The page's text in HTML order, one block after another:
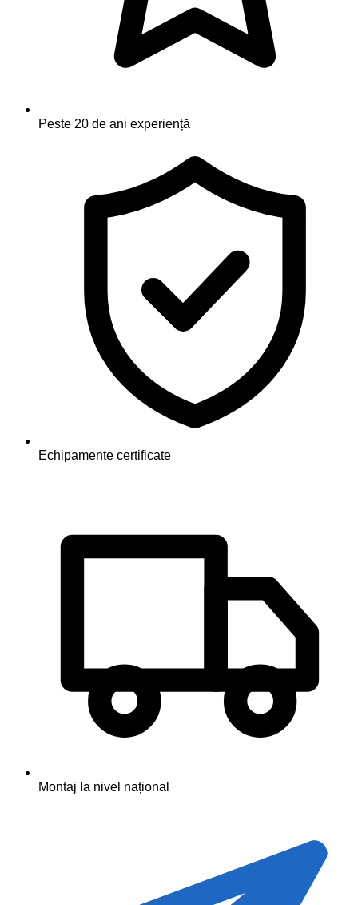
Peste 20 de ani experiență
Echipamente certificate
Montaj la nivel național